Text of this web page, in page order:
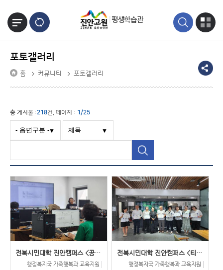
평생학습관
포토갤러리
홈 커뮤니티 포토갤러리
총 게시물 :218건, 페이지 : 1/25
전북시민대학 진안캠퍼스 <공통과..
행정복지국 가족행복과 교육지원
전북시민대학 진안캠퍼스 <티마스..
행정복지국 가족행복과 교육지원